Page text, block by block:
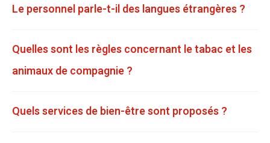
Le personnel parle-t-il des langues étrangères ?
Quelles sont les règles concernant le tabac et les
animaux de compagnie ?
Quels services de bien-être sont proposés ?